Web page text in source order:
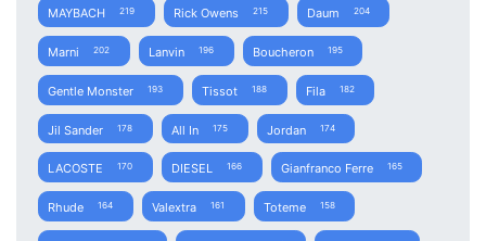
MAYBACH 219 Rick Owens 215 Daum 204
Marni 202 Lanvin 196 Boucheron 195
Gentle Monster 193 Tissot 188 Fila 182
Jil Sander 178 All In 175 Jordan 174
LACOSTE 170 DIESEL 166 Gianfranco Ferre 165
Rhude 164 Valextra 161 Toteme 158